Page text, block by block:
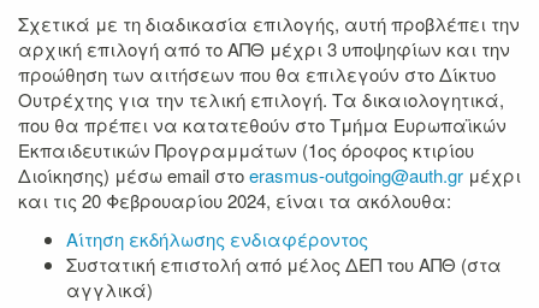
Σχετικά με τη διαδικασία επιλογής, αυτή προβλέπει την
αρχική επιλογή από το ΑΠΘ μέχρι 3 υποψηφίων και την
προώθηση των αιτήσεων που θα επιλεγούν στο Δίκτυο
Ουτρέχτης για την τελική επιλογή. Τα δικαιολογητικά,
που θα πρέπει να κατατεθούν στο Τμήμα Ευρωπαϊκών
Εκπαιδευτικών Προγραμμάτων (1ος όροφος κτιρίου
Διοίκησης) μέσω email στοerasmus-outgoing@auth.gr μέχρι
και τις 20 Φεβρουαρίου 2024, είναι τα ακόλουθα:
Αίτηση εκδήλωσης ενδιαφέροντος
Συστατική επιστολή από μέλος ΔΕΠ του ΑΠΘ (στα
αγγλικά)